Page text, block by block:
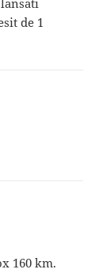
de 1
160 km.